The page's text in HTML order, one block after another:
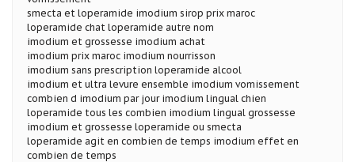
smecta et loperamide imodium sirop prix maroc
loperamide chat loperamide autre nom
imodium et grossesse imodium achat
imodium prix maroc imodium nourrisson
imodium sans prescription loperamide alcool
imodium et ultra levure ensemble imodium vomissement
combien d imodium par jour imodium lingual chien
loperamide tous les combien imodium lingual grossesse
imodium et grossesse loperamide ou smecta
loperamide agit en combien de temps imodium effet en
combien de temps